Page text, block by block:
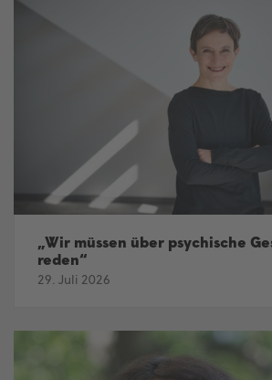
„Wir müssen über psychische
reden“
29. Juli 2026